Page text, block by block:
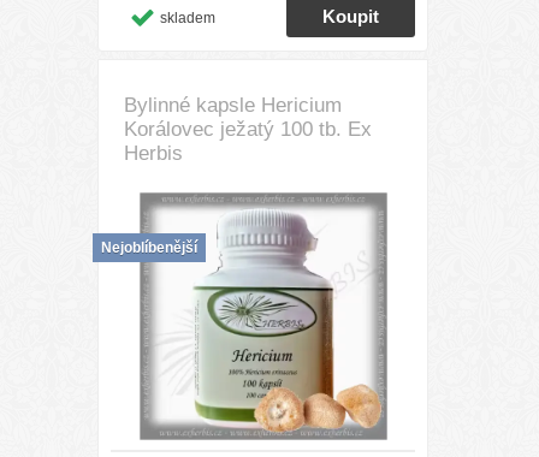
skladem
Bylinné kapsle Hericium
Korálovec ježatý 100 tb. Ex
Herbis
Nejoblíbenější